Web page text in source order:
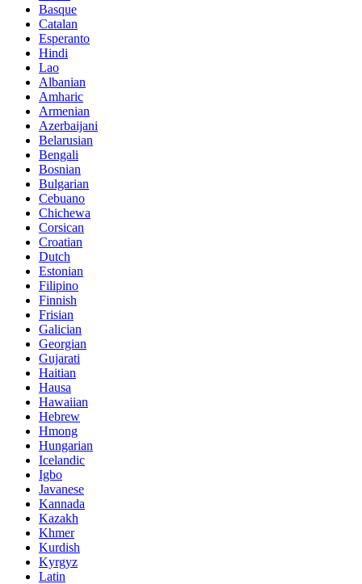
Basque
Catalan
Esperanto
Hindi
Lao
Albanian
Amharic
Armenian
Azerbaijani
Belarusian
Bengali
Bosnian
Bulgarian
Cebuano
Chichewa
Corsican
Croatian
Dutch
Estonian
Filipino
Finnish
Frisian
Galician
Georgian
Gujarati
Haitian
Hausa
Hawaiian
Hebrew
Hmong
Hungarian
Icelandic
Igbo
Javanese
Kannada
Kazakh
Khmer
Kurdish
Kyrgyz
Latin